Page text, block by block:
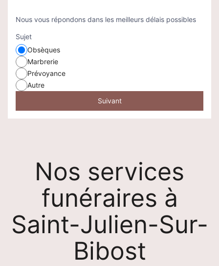
Nous vous répondons dans les meilleurs délais possibles
Sujet
Obsèques
Marbrerie
Prévoyance
Autre
Suivant
Nos services
funéraires à
Saint-Julien-Sur-
Bibost